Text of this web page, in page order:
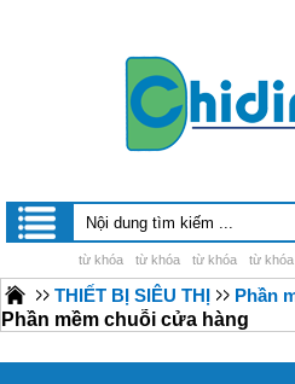
từ khóa từ khóa từ khóa từ khóa
THIẾT BỊ SIÊU THỊ
Phần
Phần mềm chuỗi cửa hàng